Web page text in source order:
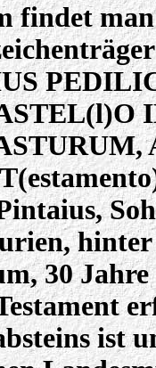
findet
hinter
30
ist